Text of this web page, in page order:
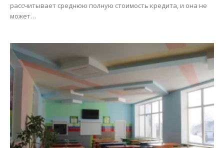
рассчитывает среднюю полную стоимость кредита, и она не
может…